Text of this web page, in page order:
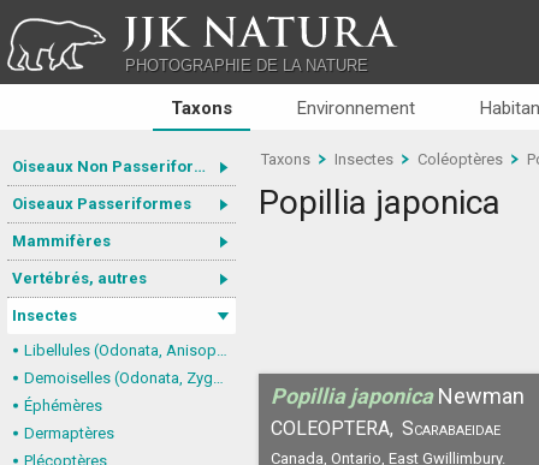
JJK NATURA
PHOTOGRAPHIE DE LA NATURE
Taxons Environnement
Oiseaux Non Passeriformes
Oiseaux Passeriformes
Mammifères
Vertébrés, autres
Insectes
Libellules (Odonata, Anisoptera)
Demoiselles (Odonata, Zygoptera)
Éphémères
Dermaptères
Plécoptères
Taxons Insectes Coléoptères
Popillia japonica
Popillia japonica Newman
COLEOPTERA, Scarabaeidae
Canada, Ontario, East Gwillimbury.